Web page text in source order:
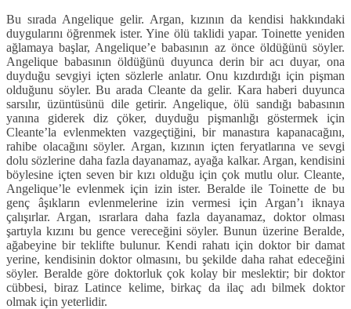
Bu sırada Angelique gelir. Argan, kızının da kendisi hakkındaki
duygularını öğrenmek ister. Yine ölü taklidi yapar. Toinette yeniden
ağlamaya başlar, Angelique’e babasının az önce öldüğünü söyler.
Angelique babasının öldüğünü duyunca derin bir acı duyar, ona
duyduğu sevgiyi içten sözlerle anlatır. Onu kızdırdığı için pişman
olduğunu söyler. Bu arada Cleante da gelir. Kara haberi duyunca
sarsılır, üzüntüsünü dile getirir. Angelique, ölü sandığı babasının
yanına giderek diz çöker, duyduğu pişmanlığı göstermek için
Cleante’la evlenmekten vazgeçtiğini, bir manastıra kapanacağını,
rahibe olacağını söyler. Argan, kızının içten feryatlarına ve sevgi
dolu sözlerine daha fazla dayanamaz, ayağa kalkar. Argan, kendisini
böylesine içten seven bir kızı olduğu için çok mutlu olur. Cleante,
Angelique’le evlenmek için izin ister. Beralde ile Toinette de bu
genç âşıkların evlenmelerine izin vermesi için Argan’ı iknaya
çalışırlar. Argan, ısrarlara daha fazla dayanamaz, doktor olması
şartıyla kızını bu gence vereceğini söyler. Bunun üzerine Beralde,
ağabeyine bir teklifte bulunur. Kendi rahatı için doktor bir damat
yerine, kendisinin doktor olmasını, bu şekilde daha rahat edeceğini
söyler. Beralde göre doktorluk çok kolay bir meslektir; bir doktor
cübbesi, biraz Latince kelime, birkaç da ilaç adı bilmek doktor
olmak için yeterlidir.